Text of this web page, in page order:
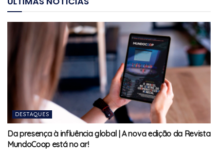
DESTAQUES
Da presença à influência global | A nova edição da Revista
MundoCoop está no ar!